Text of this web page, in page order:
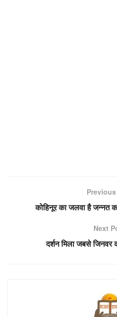
कोहिनूर का जलवा है जन्नत
Next
दर्शन मिला जबसे